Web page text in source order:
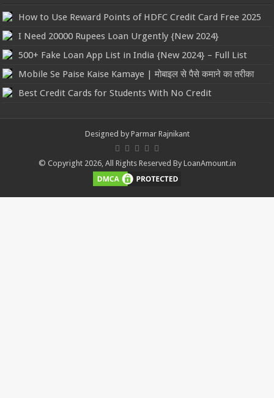
How to Use Reward Points of HDFC Credit Card Free 2025
I Need 20000 Rupees Loan Urgently {New 2024}
500+ Fake Loan App List in India {New 2024} – Full List
Mobile Se Paise Kaise Kamaye | मोबाइल से पैसे कमाने का तरीका
Best Credit Cards for Students With No Credit
Designed by Parmar Rajnikant
© Copyright 2026, All Rights Reserved By LoanAmount.in